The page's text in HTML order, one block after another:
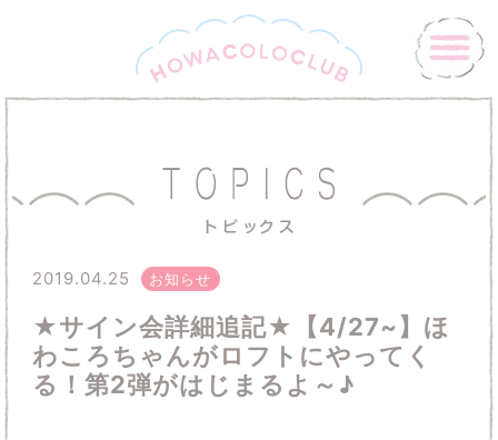
2019.04.25 お知らせ
★サイン会詳細追記★【4/27~】ほ
わころちゃんがロフトにやってく
る！第2弾がはじまるよ～♪